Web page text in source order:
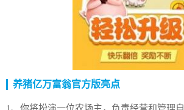
养猪亿万富翁官方版亮点